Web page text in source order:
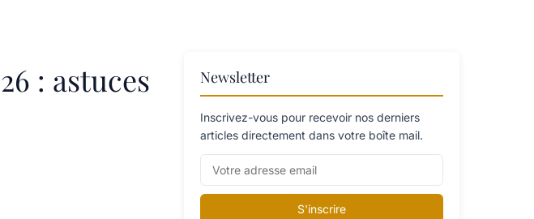
: astuces
Newsletter
Inscrivez-vous pour recevoir nos derniers
articles directement dans votre boîte mail.
S'inscrire